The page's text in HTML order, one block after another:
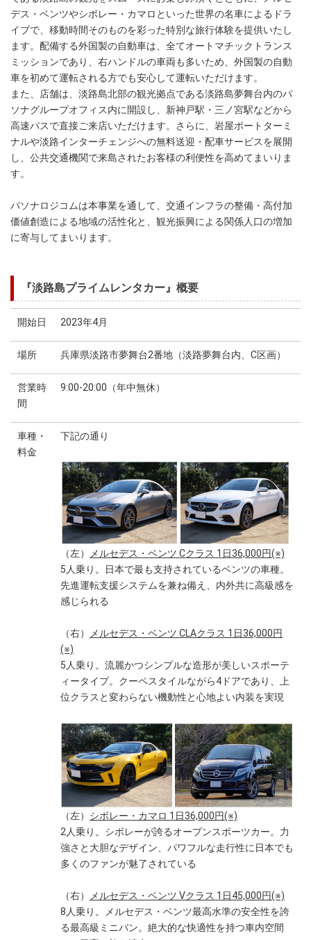
デス・ベンツやシボレー・カマロといった世界の名車によるドラ
イブで、移動時間そのものを彩った特別な旅行体験を提供いたし
ます。配備する外国製の自動車は、全てオートマチックトランス
ミッションであり、右ハンドルの車両も多いため、外国製の自動
車を初めて運転される方でも安心して運転いただけます。
また、店舗は、淡路島北部の観光拠点である淡路島夢舞台内のパ
ソナグループオフィス内に開設し、新神戸駅・三ノ宮駅などから
高速バスで直接ご来店いただけます。さらに、岩屋ポートターミ
ナルや淡路インターチェンジへの無料送迎・配車サービスを展開
し、公共交通機関で来島されたお客様の利便性を高めてまいりま
す。
パソナロジコムは本事業を通して、交通インフラの整備・高付加
価値創造による地域の活性化と、観光振興による関係人口の増加
に寄与してまいります。
『淡路島プライムレンタカー』概要
開始日 2023年4月
場所 兵庫県淡路市夢舞台2番地（淡路夢舞台内、C区画）
営業時
間
9:00-20:00（年中無休）
車種・
料金
下記の通り
（左）
メルセデス・ベンツ Cクラス 1日36,000円(※)
5人乗り。日本で最も支持されているベンツの車種。
先進運転支援システムを兼ね備え、内外共に高級感を
感じられる
（右）
メルセデス・ベンツ CLAクラス 1日36,000円
(※)
5人乗り。流麗かつシンプルな造形が美しいスポーテ
ィータイプ。クーペスタイルながら4ドアであり、上
位クラスと変わらない機動性と心地よい内装を実現
（左） シボレー・カマロ 1日36,000円(※)
2人乗り。シボレーが誇るオープンスポーツカー。力
強さと大胆なデザイン、パワフルな走行性に日本でも
多くのファンが魅了されている
（右）
メルセデス・ベンツ Vクラス 1日45,000円(※)
8人乗り。メルセデス・ベンツ最高水準の安全性を誇
る最高級ミニバン。絶大的な快適性を持つ車内空間